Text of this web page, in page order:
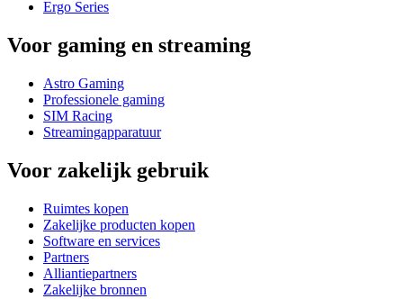
Ergo Series
Voor gaming en streaming
Astro Gaming
Professionele gaming
SIM Racing
Streamingapparatuur
Voor zakelijk gebruik
Ruimtes kopen
Zakelijke producten kopen
Software en services
Partners
Alliantiepartners
Zakelijke bronnen